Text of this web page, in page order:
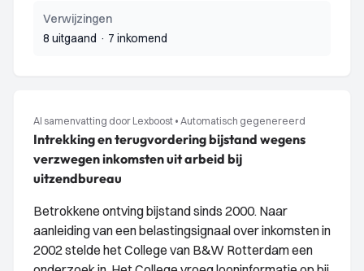
Verwijzingen
8 uitgaand · 7 inkomend
AI samenvatting door Lexboost • Automatisch gegenereerd
Intrekking en terugvordering bijstand wegens
verzwegen inkomsten uit arbeid bij
uitzendbureau
Betrokkene ontving bijstand sinds 2000. Naar
aanleiding van een belastingsignaal over inkomsten in
2002 stelde het College van B&W Rotterdam een